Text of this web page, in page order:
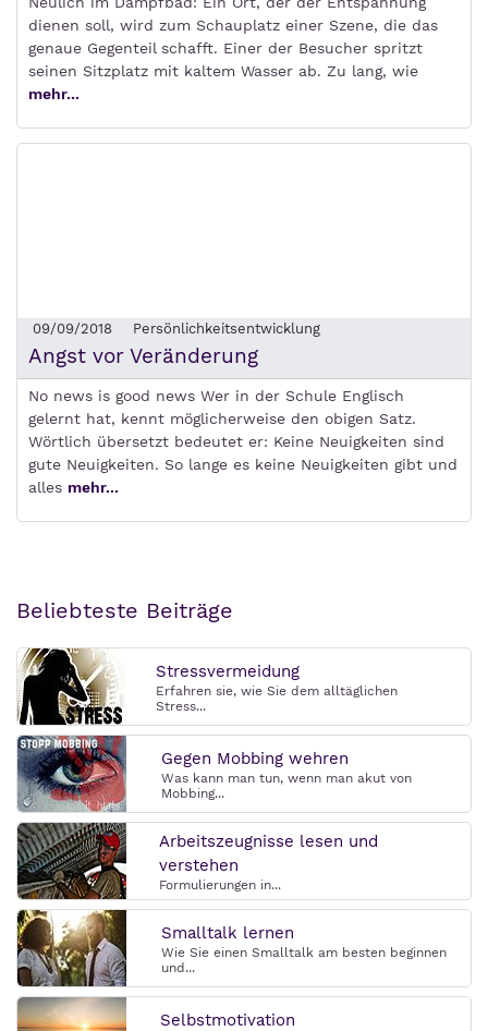
dienen soll, wird zum Schauplatz einer Szene, die das
genaue Gegenteil schafft. Einer der Besucher spritzt
seinen Sitzplatz mit kaltem Wasser ab. Zu lang, wie
mehr...
09/09/2018 Persönlichkeitsentwicklung
Angst vor Veränderung
No news is good news Wer in der Schule Englisch
gelernt hat, kennt möglicherweise den obigen Satz.
Wörtlich übersetzt bedeutet er: Keine Neuigkeiten sind
gute Neuigkeiten. So lange es keine Neuigkeiten gibt und
alles mehr...
Beliebteste Beiträge
Stressvermeidung
Erfahren sie, wie Sie dem alltäglichen
Stress...
Gegen Mobbing wehren
Was kann man tun, wenn man akut von
Mobbing...
Arbeitszeugnisse lesen und
verstehen
Formulierungen in...
Smalltalk lernen
Wie Sie einen Smalltalk am besten beginnen
und...
Selbstmotivation